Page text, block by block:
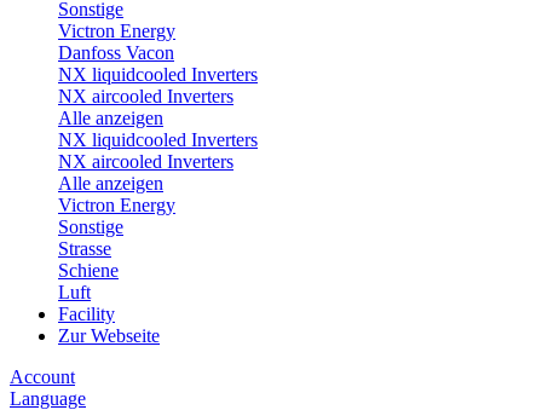
Sonstige
Victron Energy
Danfoss Vacon
NX liquidcooled Inverters
NX aircooled Inverters
Alle anzeigen
NX liquidcooled Inverters
NX aircooled Inverters
Alle anzeigen
Victron Energy
Sonstige
Strasse
Schiene
Luft
Facility
Zur Webseite
Account
Language